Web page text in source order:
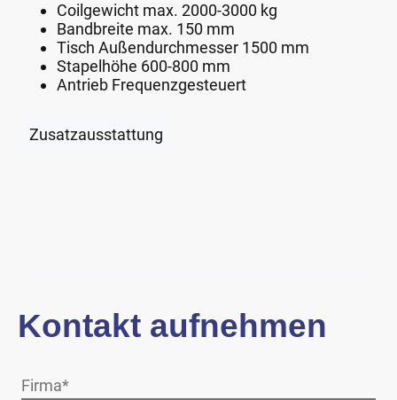
Coilgewicht max. 2000-3000 kg
Bandbreite max. 150 mm
Tisch Außendurchmesser 1500 mm
Stapelhöhe 600-800 mm
Antrieb Frequenzgesteuert
Zusatzausstattung
Kontakt aufnehmen
Firma*